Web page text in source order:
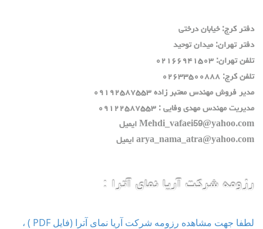
دفتر كرج: خيابان درختي
دفتر تهران: ميدان توحيد
تلفن تهران: ٠٢١٦٦٩٤١٥٠٣
تلفن كرج: ٠٢٦٣٣٥٠٠٨٨٨
مدير فروش مهندس معتبر زاده ٠٩١٩٢٥٨٧٥٥٣
مديريت مهندس مهدي وفايي : ٠٩١٢٢٥٨٧٥٥٣
Mehdi_vafaei59@yahoo.com ايميل
arya_nama_atra@yahoo.com ايميل
رزومه شرکت آریا نمای آترا :
لطفا جهت مشاهده رزومه شرکت آریا نمای آترا (فایل PDF ) ،